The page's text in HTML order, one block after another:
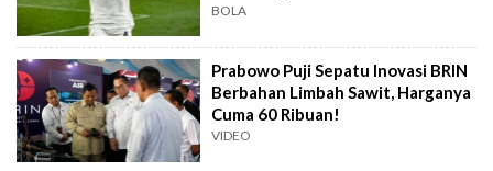
BOLA
Prabowo Puji Sepatu Inovasi BRIN
Berbahan Limbah Sawit, Harganya
Cuma 60 Ribuan!
VIDEO